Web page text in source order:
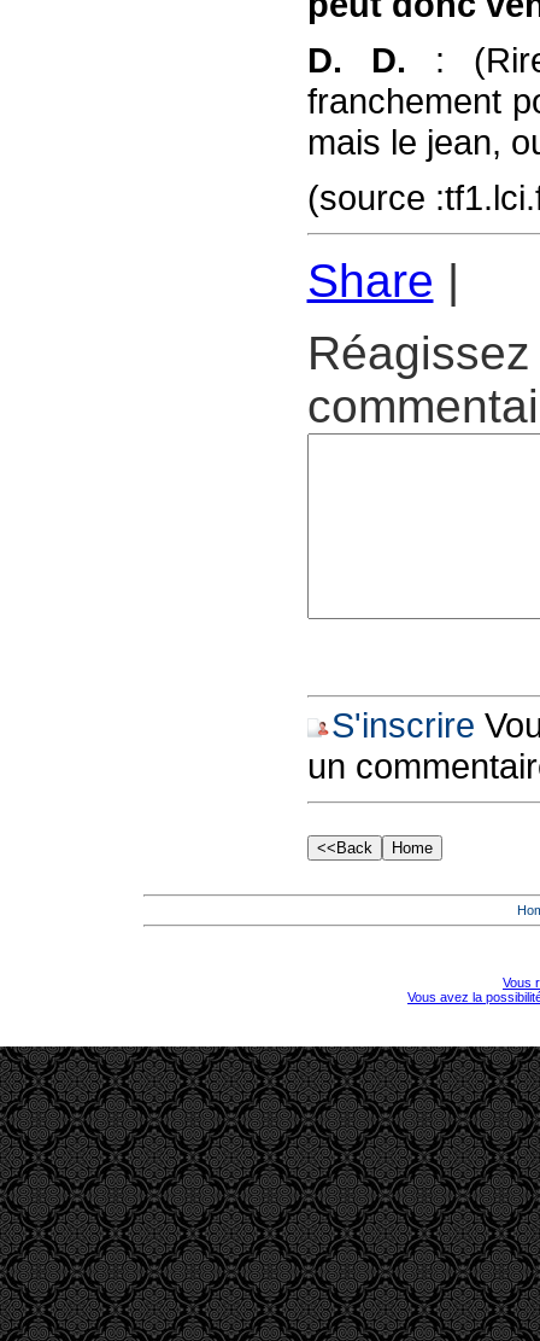
D. D. :
franchement
mais le jean,
(source
Share |
S'inscrire
un
Vous
Vous avez la